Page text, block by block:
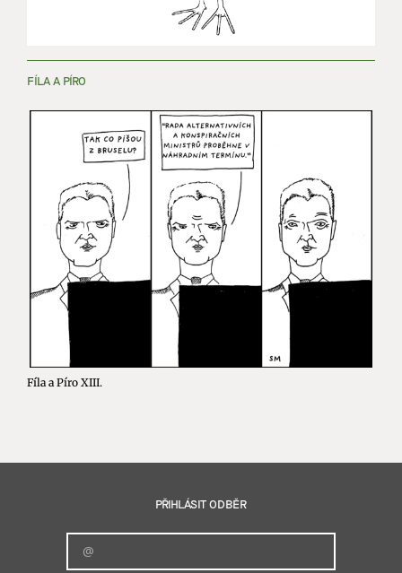
FÍLA A PÍRO
Fíla a Píro XIII.
PŘIHLÁSIT ODBĚR